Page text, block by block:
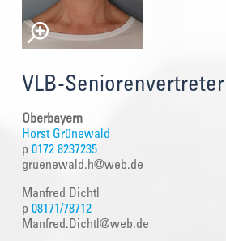
VLB-
Oberbayern
Horst Grünewald
p 0172 8237235
gruenewald.h@web.de
Manfred Dichtl
p 08171/78712
Manfred.Dichtl@web.de